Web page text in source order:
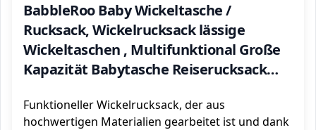
BabbleRoo Baby Wickeltasche /
Rucksack, Wickelrucksack lässige
Wickeltaschen , Multifunktional Große
Kapazität Babytasche Reiserucksack
(grau)
Funktioneller Wickelrucksack, der aus
hochwertigen Materialien gearbeitet ist und dank